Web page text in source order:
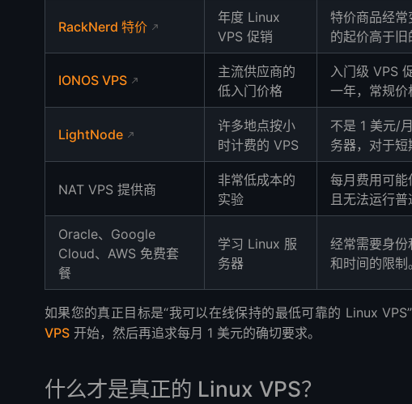
RackNerd 特价
年度 Linux
VPS 促销
特价商品经
的起价高于
IONOS VPS
主流供应商的
低入门价格
入门级 VPS
一年，常规价
LightNode
许多地点按小
时计费的 VPS
不是 1 美元/
务器，对于
NAT VPS 提供商
非常低成本的
实验
每月费用可
且无法运行
Oracle、Google
Cloud、AWS 免费套
餐
学习 Linux 服
务器
经常需要身
和时间的限制
如果您的真正目标是“我可以在线保持的最低可靠的 Linux
VPS 开始，然后再追求每月 1 美元的确切要求。
什么才是真正的 Linux VPS？